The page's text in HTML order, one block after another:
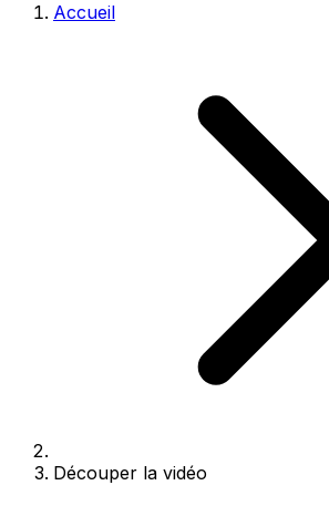
Accueil
Découper la vidéo